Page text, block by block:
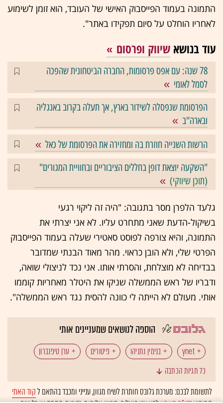
התמונה בעמוד הפייסבוק האישי של העובד, הוא זומן לשימוע
לאחריו הוחלט על סיום תפקידו באתר".
עוד בנושא שיווק ופרסום
78 שנה: עם אפס פרסומות, החברה הביטחונית שהפכה
לסמל לאומי
הפרסומת שנפסלה לשידור בארץ, אך תעלה בקרוב באנגליה
ובארה"ב
הרשות השנייה חוזרת בה ומחזירה את הפרסומת של כאל
"השקעה יוצאת דופן בחללים הציבוריים ובחוויית המגורים"
(תוכן שיווקי)
גלעד הלפרן מסר בתגובה: "היה זה ליקוי רגעי
בשיקול-הדעת שאני מתחרט עליו. לא אני יצרתי את
התמונה, והיא צורפה לפוסט סאטירי שעלה בעמוד הפייסבוק
הפרטי שלי, ולא הובן כראוי. מהר מאוד הבנתי שמדובר
בבדיחה לא מוצלחת, והסרתי אותו. אני נכד לניצולי שואה,
ודבריו של ראש הממשלה שניקו את היטלר מאחריות קוממו
אותי. מעולם לא הייתה לי כוונה להסית נגד ראש הממשלה".
הוספה לנושאים שמעניינים אותי
ynet בנימין נתניהו פיטורים
ערן טיפנברון
כל תגיות הכתבה
לתשומת לבכם: מערכת גלובס חותרת לשיח מגוון, ענייני ומכבד בהתאם לקוד האתי